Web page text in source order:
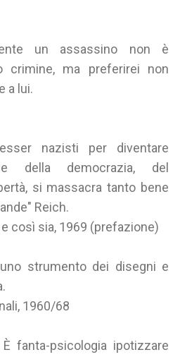
un assassino non è
crimine, ma preferirei non
a lui.
nazisti per diventare
della democrazia, del
si massacra tanto bene
Reich.
così sia, 1969 (prefazione)
strumento dei disegni e
1960/68
fanta-psicologia ipotizzare